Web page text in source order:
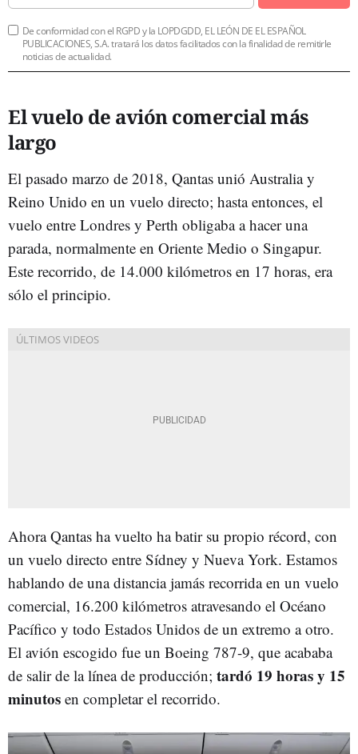
De conformidad con el RGPD y la LOPDGDD, EL LEÓN DE EL ESPAÑOL
PUBLICACIONES, S.A. tratará los datos facilitados con la finalidad de remitirle
noticias de actualidad.
El vuelo de avión comercial más
largo
El pasado marzo de 2018, Qantas unió Australia y
Reino Unido en un vuelo directo; hasta entonces, el
vuelo entre Londres y Perth obligaba a hacer una
parada, normalmente en Oriente Medio o Singapur.
Este recorrido, de 14.000 kilómetros en 17 horas, era
sólo el principio.
Ahora Qantas ha vuelto ha batir su propio récord, con
un vuelo directo entre Sídney y Nueva York. Estamos
hablando de una distancia jamás recorrida en un vuelo
comercial, 16.200 kilómetros atravesando el Océano
Pacífico y todo Estados Unidos de un extremo a otro.
El avión escogido fue un Boeing 787-9, que acababa
de salir de la línea de producción; tardó 19 horas y 15
minutos en completar el recorrido.